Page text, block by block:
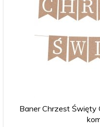
Baner Chrzest Święty